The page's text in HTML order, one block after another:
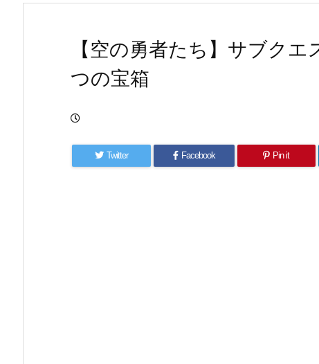
【空の勇者たち】サブク
つの宝箱
Twitter Facebook Pin it